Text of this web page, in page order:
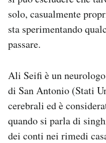
solo, casualmente
sta sperimentando
passare.
Ali Seifi è un
di San Antonio (Stati
cerebrali ed è
quando si parla di
dei conti nei rimedi